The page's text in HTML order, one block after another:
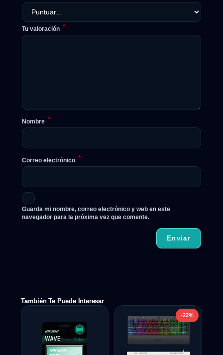
Tu valoración *
Nombre *
Correo electrónico *
Guarda mi nombre, correo electrónico y web en este
navegador para la próxima vez que comente.
También Te Puede Interesar
-22%